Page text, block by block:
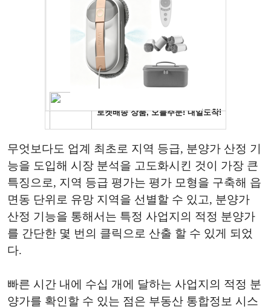
무엇보다도 업계 최초로 지역 등급, 분양가 산정 기
능을 도입해 시장 분석을 고도화시킨 것이 가장 큰
특징으로, 지역 등급 평가는 평가 모형을 구축해 읍
면동 단위로 유망 지역을 선별할 수 있고, 분양가
산정 기능을 통해서는 특정 사업지의 적정 분양가
를 간단한 몇 번의 클릭으로 산출 할 수 있게 되었
다.
빠른 시간 내에 수십 개에 달하는 사업지의 적정 분
양가를 확인할 수 있는 점은 부동산 통합정보 시스